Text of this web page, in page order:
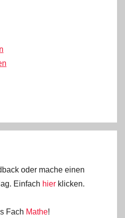
oder mache einen
Einfach hier klicken.
Fach Mathe!